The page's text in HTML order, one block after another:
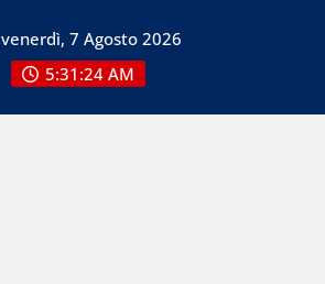
venerdì, 7 Agosto 2026
5:31:24 AM